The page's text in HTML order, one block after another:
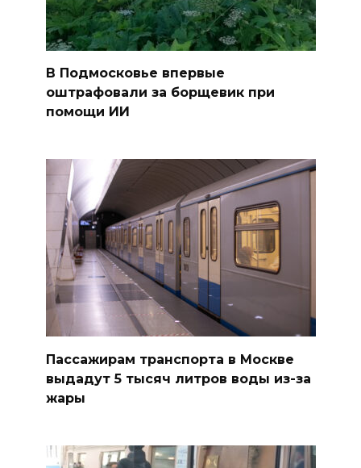
В Подмосковье впервые
оштрафовали за борщевик при
помощи ИИ
Пассажирам транспорта в Москве
выдадут 5 тысяч литров воды из-за
жары